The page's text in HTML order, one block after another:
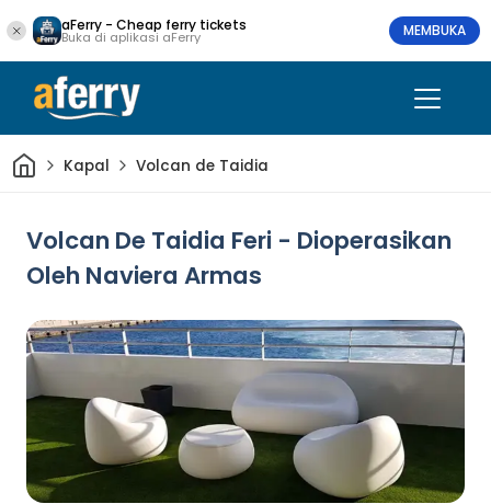
aFerry - Cheap ferry tickets
Buka di aplikasi aFerry MEMBUKA
Rumah
Kapal Volcan de Taidia
Volcan De Taidia Feri - Dioperasikan
Oleh Naviera Armas